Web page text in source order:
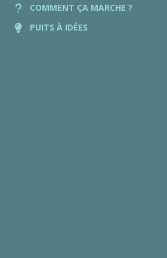
COMMENT ÇA MARCHE ?
PUITS À IDÉES